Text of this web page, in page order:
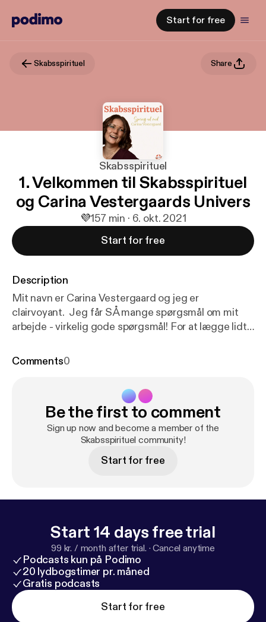
Start for free
Skabsspirituel Share
Skabsspirituel
1. Velkommen til Skabsspirituel
og Carina Vestergaards Univers
💜157 min · 6. okt. 2021
Start for free
Description
Mit navn er Carina Vestergaard og jeg er
clairvoyant. Jeg får SÅ mange spørgsmål om mit
arbejde - virkelig gode spørgsmål! For at lægge lidt
ladet mig interviewe af min kære søster - Pernille
omtaler i podcasten er den der er linket til lige her:
ttps://www.facebook.com/groups/carinavestergaar
Comments0
Be the first to comment
Sign up now and become a member of the
Skabsspirituel community!
Start for free
Start 14 days free trial
99 kr. / month after trial. ·Cancel anytime
Podcasts kun på Podimo
20 lydbogstimer pr. måned
Gratis podcasts
Start for free